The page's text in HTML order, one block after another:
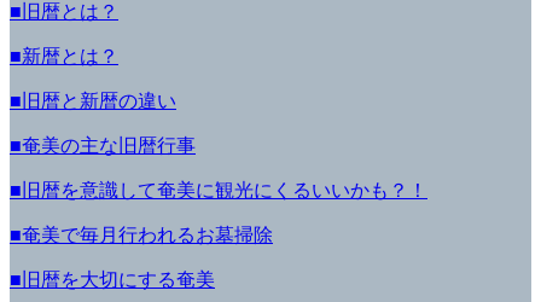
■旧暦とは？
■新暦とは？
■旧暦と新暦の違い
■奄美の主な旧暦行事
■旧暦を意識して奄美に観光にくるいいかも？！
■奄美で毎月行われるお墓掃除
■旧暦を大切にする奄美